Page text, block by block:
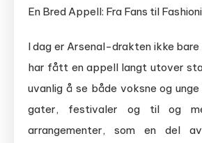
En Bred Appell: Fra Fans til
I dag er Arsenal-drakten ikke
har fått en appell langt utover
uvanlig å se både voksne og
gater, festivaler og til og
arrangementer, som en del